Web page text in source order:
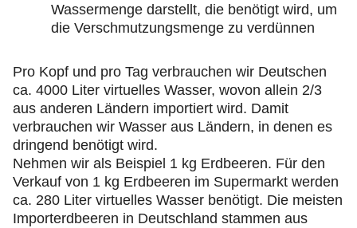
Wassermenge darstellt, die benötigt wird, um
die Verschmutzungsmenge zu verdünnen
Pro Kopf und pro Tag verbrauchen wir Deutschen
ca. 4000 Liter virtuelles Wasser, wovon allein 2/3
aus anderen Ländern importiert wird. Damit
verbrauchen wir Wasser aus Ländern, in denen es
dringend benötigt wird.
Nehmen wir als Beispiel 1 kg Erdbeeren. Für den
Verkauf von 1 kg Erdbeeren im Supermarkt werden
ca. 280 Liter virtuelles Wasser benötigt. Die meisten
Importerdbeeren in Deutschland stammen aus